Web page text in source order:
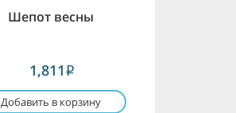
Шепот весны
1,811 i
Добавить в корзину